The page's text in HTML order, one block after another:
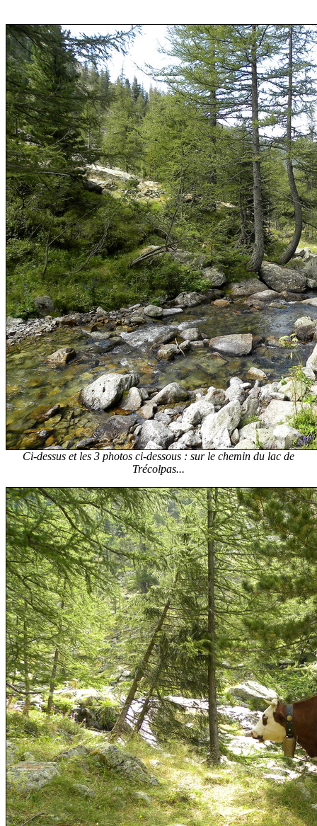
Ci-dessus et les 3 photos ci-dessous : sur le chemin du lac de
Trécolpas...